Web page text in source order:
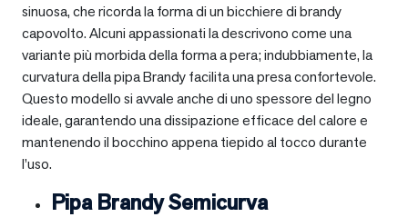
sinuosa, che ricorda la forma di un bicchiere di brandy
capovolto. Alcuni appassionati la descrivono come una
variante più morbida della forma a pera; indubbiamente, la
curvatura della pipa Brandy facilita una presa confortevole.
Questo modello si avvale anche di uno spessore del legno
ideale, garantendo una dissipazione efficace del calore e
mantenendo il bocchino appena tiepido al tocco durante
l’uso.
Pipa Brandy Semicurva